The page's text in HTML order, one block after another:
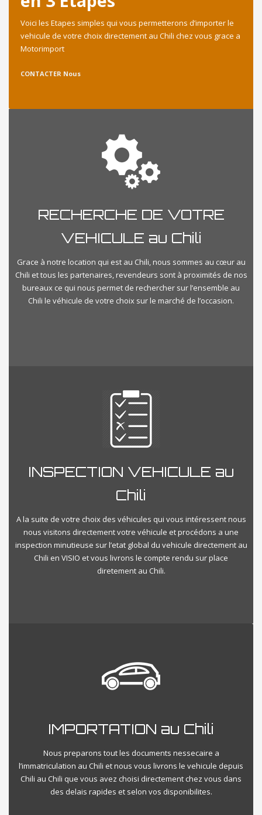
Voici les Etapes simples qui vous permetterons d’importer le
vehicule de votre choix directement au Chili chez vous grace a
Motorimport
CONTACTER Nous
RECHERCHE DE VOTRE
VEHICULE au Chili
Grace à notre location qui est au Chili, nous sommes au cœur au
Chili et tous les partenaires, revendeurs sont à proximités de nos
bureaux ce qui nous permet de rechercher sur l’ensemble au
Chili le véhicule de votre choix sur le marché de l’occasion.
INSPECTION VEHICULE au
Chili
A la suite de votre choix des véhicules qui vous intéressent nous
nous visitons directement votre véhicule et procédons a une
inspection minutieuse sur l’etat global du vehicule directement au
Chili en VISIO et vous livrons le compte rendu sur place
diretement au Chili.
IMPORTATION au Chili
Nous preparons tout les documents nessecaire a
l’immatriculation au Chili et nous vous livrons le vehicule depuis
Chili au Chili que vous avez choisi directement chez vous dans
des delais rapides et selon vos disponibilites.